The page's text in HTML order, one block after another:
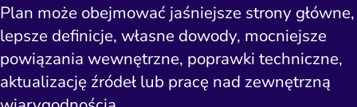
Plan może obejmować jaśniejsze strony główne,
lepsze definicje, własne dowody, mocniejsze
powiązania wewnętrzne, poprawki techniczne,
aktualizację źródeł lub pracę nad zewnętrzną